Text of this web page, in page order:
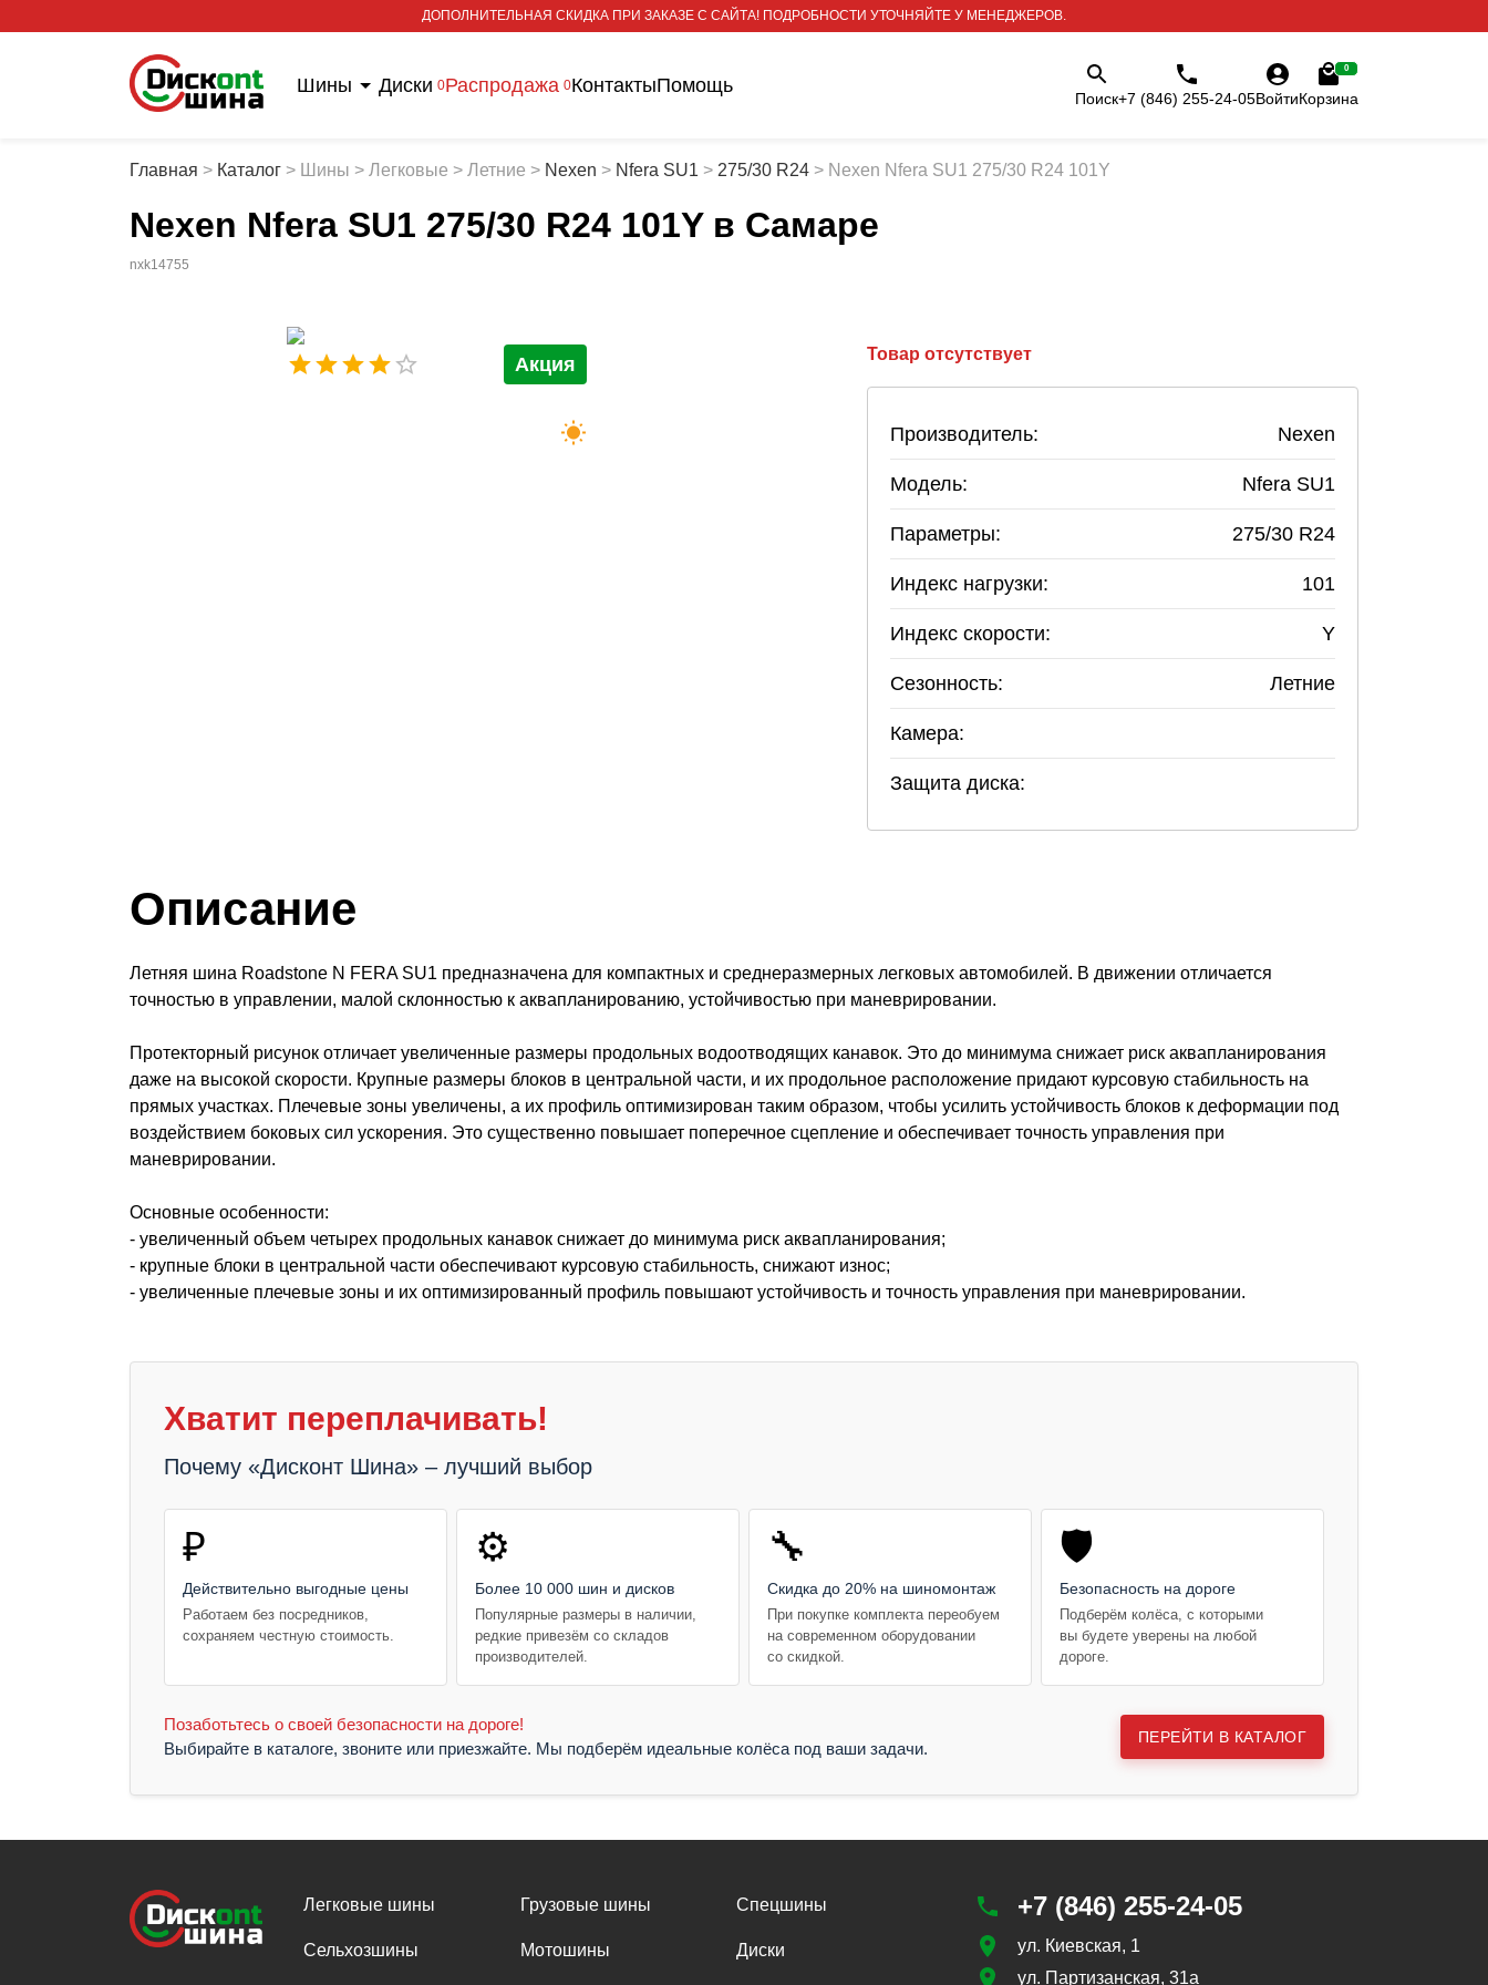
ДОПОЛНИТЕЛЬНАЯ СКИДКА ПРИ ЗАКАЗЕ С САЙТА! ПОДРОБНОСТИ УТОЧНЯЙТЕ У МЕНЕДЖЕРОВ.
Шины Диски 0Распродажа 0КонтактыПомощь
Поиск+7 (846) 255-24-05ВойтиКорзина
0
Главная > Каталог > Шины > Легковые > Летние > Nexen > Nfera SU1 > 275/30 R24 > Nexen Nfera SU1 275/30 R24 101Y
Nexen Nfera SU1 275/30 R24 101Y в Самаре
nxk14755
Акция Товар отсутствует
Производитель: Nexen
Модель: Nfera SU1
Параметры: 275/30 R24
Индекс нагрузки: 101
Индекс скорости: Y
Сезонность: Летние
Камера:
Защита диска:
Описание
Летняя шина Roadstone N FERA SU1 предназначена для компактных и среднеразмерных легковых автомобилей. В движении отличается
точностью в управлении, малой склонностью к аквапланированию, устойчивостью при маневрировании.
Протекторный рисунок отличает увеличенные размеры продольных водоотводящих канавок. Это до минимума снижает риск аквапланирования
даже на высокой скорости. Крупные размеры блоков в центральной части, и их продольное расположение придают курсовую стабильность на
прямых участках. Плечевые зоны увеличены, а их профиль оптимизирован таким образом, чтобы усилить устойчивость блоков к деформации под
воздействием боковых сил ускорения. Это существенно повышает поперечное сцепление и обеспечивает точность управления при
маневрировании.
Основные особенности:
- увеличенный объем четырех продольных канавок снижает до минимума риск аквапланирования;
- крупные блоки в центральной части обеспечивают курсовую стабильность, снижают износ;
- увеличенные плечевые зоны и их оптимизированный профиль повышают устойчивость и точность управления при маневрировании.
Хватит переплачивать!
Почему «Дисконт Шина» – лучший выбор
₽
Действительно выгодные цены
Работаем без посредников,
сохраняем честную стоимость.
⚙️
Более 10 000 шин и дисков
Популярные размеры в наличии,
редкие привезём со складов
производителей.
🔧
Скидка до 20% на шиномонтаж
При покупке комплекта переобуем
на современном оборудовании
со скидкой.
🛡️
Безопасность на дороге
Подберём колёса, с которыми
вы будете уверены на любой
дороге.
Позаботьтесь о своей безопасности на дороге!
Выбирайте в каталоге, звоните или приезжайте. Мы подберём идеальные колёса под ваши задачи.
ПЕРЕЙТИ В КАТАЛОГ
Легковые шины Грузовые шины Спецшины
Сельхозшины Мотошины Диски
+7 (846) 255-24-05
ул. Киевская, 1
ул. Партизанская, 31а